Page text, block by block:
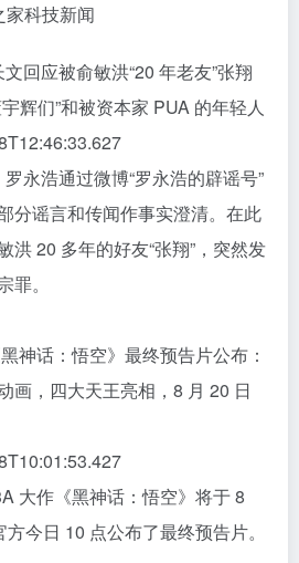
家科技新闻
回应被俞敏洪“20 年老友”张翔
辉们”和被资本家 PUA 的年轻人
永浩通过微博“罗永浩的辟谣号”
分谣言和传闻作事实澄清。在此
洪 20 多年的好友“张翔”，突然发
。
神话：悟空》最终预告片公布：
画，四大天王亮相，8 月 20 日
大作《黑神话：悟空》将于 8
今日 10 点公布了最终预告片。